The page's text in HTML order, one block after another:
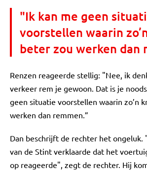
"Ik kan me geen
voorstellen waarin
beter zou werken dan
Renzen reageerde stellig: "Nee, ik
verkeer rem je gewoon. Dat is je
geen situatie voorstellen waarin zo’n
werken dan remmen.”
Dan beschrijft de rechter het ongeluk.
van de Stint verklaarde dat het
op reageerde", zegt de rechter. Hij